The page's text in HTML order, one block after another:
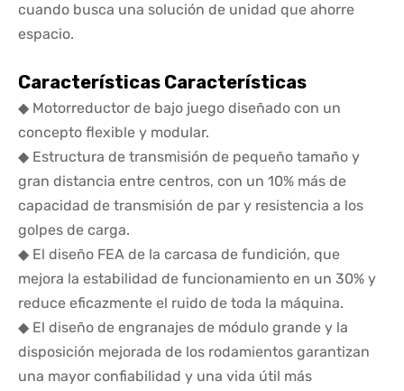
cuando busca una solución de unidad que ahorre
espacio.
Características Características
◆ Motorreductor de bajo juego diseñado con un
concepto flexible y modular.
◆ Estructura de transmisión de pequeño tamaño y
gran distancia entre centros, con un 10% más de
capacidad de transmisión de par y resistencia a los
golpes de carga.
◆ El diseño FEA de la carcasa de fundición, que
mejora la estabilidad de funcionamiento en un 30% y
reduce eficazmente el ruido de toda la máquina.
◆ El diseño de engranajes de módulo grande y la
disposición mejorada de los rodamientos garantizan
una mayor confiabilidad y una vida útil más